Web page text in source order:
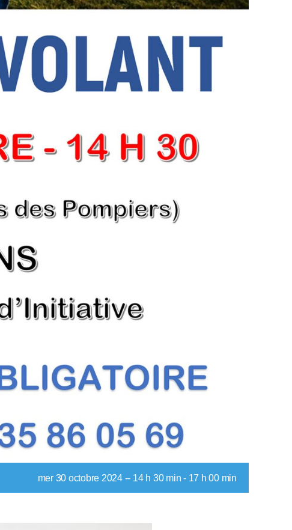
mer 30 octobre 2024 -- 14 h 30 min - 17 h 00 min